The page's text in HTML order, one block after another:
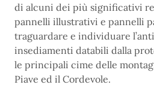
di alcuni dei più significativi
pannelli illustrativi e pannelli
traguardare e individuare
insediamenti databili dalla
le principali cime delle
Piave ed il Cordevole.